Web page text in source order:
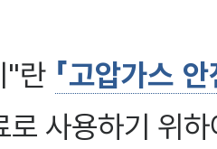
"란 「고압가스
로 사용하기 위